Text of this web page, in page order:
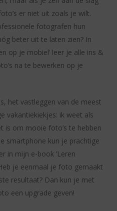
er niet uit zoals je wilt.
fotografen hun
beter uit te laten zien? In
op je mobiel’ leer je alle ins &
na te bewerken op je
het vastleggen van de meest
vakantiekiekjes: ik weet als
is om mooie foto’s te hebben
smartphone kun je prachtige
in mijn e-book ‘Leren
je eenmaal je foto gemaakt
resultaat? Dan kun je met
een upgrade geven!